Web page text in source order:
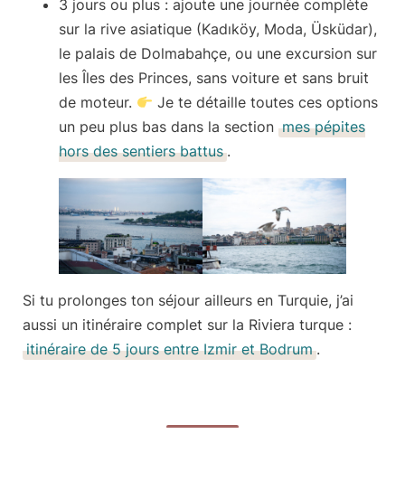
3 jours ou plus : ajoute une journée complète
sur la rive asiatique (Kadıköy, Moda, Üsküdar),
le palais de Dolmabahçe, ou une excursion sur
les Îles des Princes, sans voiture et sans bruit
de moteur.
Je te détaille toutes ces options
un peu plus bas dans la section mes pépites
hors des sentiers battus .
Si tu prolonges ton séjour ailleurs en Turquie, j’ai
aussi un itinéraire complet sur la Riviera turque :
itinéraire de 5 jours entre Izmir et Bodrum .